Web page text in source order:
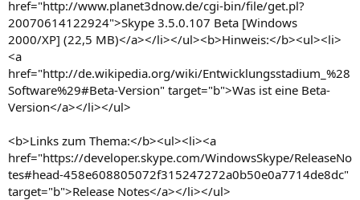
href="http://www.planet3dnow.de/cgi-bin/file/get.pl?
20070614122924">Skype 3.5.0.107 Beta [Windows
2000/XP] (22,5 MB)</a></li></ul><b>Hinweis:</b><ul><li>
<a
href="http://de.wikipedia.org/wiki/Entwicklungsstadium_%28
Software%29#Beta-Version" target="b">Was ist eine Beta-
Version</a></li></ul>
<b>Links zum Thema:</b><ul><li><a
href="https://developer.skype.com/WindowsSkype/ReleaseNo
tes#head-458e608805072f315247272a0b50e0a7714de8dc"
target="b">Release Notes</a></li></ul>